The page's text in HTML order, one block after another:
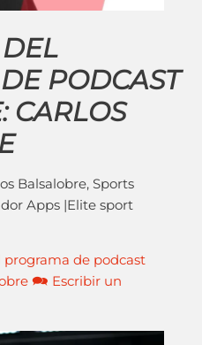
PODCAST
CARLOS
Balsalobre, Sports
Apps |Elite sport
de podcast
🗪 Escribir un